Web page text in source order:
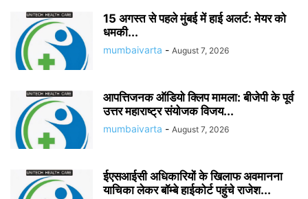
15 अगस्त से पहले मुंबई में हाई अलर्ट: मेयर को
धमकी...
mumbaivarta - August 7, 2026
आपत्तिजनक ऑडियो क्लिप मामला: बीजेपी के पूर्व
उत्तर महाराष्ट्र संयोजक विजय...
mumbaivarta - August 7, 2026
ईएसआईसी अधिकारियों के खिलाफ अवमानना
याचिका लेकर बॉम्बे हाईकोर्ट पहुंचे राजेश...